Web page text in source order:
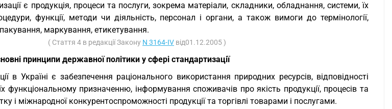
є продукція, процеси та послуги, зокрема матеріали, складники, обладнання, системи, їх
функції, методи чи діяльність, персонал і органи, а також вимоги до термінології,
маркування, етикетування.
( Стаття 4 в редакції Закону N 3164-IV від01.12.2005 )
принципи державної політики у сфері стандартизації
в Україні є забезпечення раціонального використання природних ресурсів, відповідності
функціональному призначенню, інформування споживачів про якість продукції, процесів та
і міжнародної конкурентоспроможності продукції та торгівлі товарами і послугами.